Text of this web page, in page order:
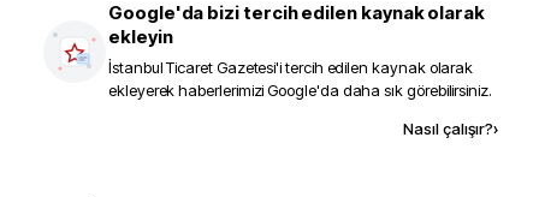
Google'da bizi tercih edilen kaynak olarak
ekleyin
İstanbul Ticaret Gazetesi'i tercih edilen kaynak olarak
ekleyerek haberlerimizi Google'da daha sık görebilirsiniz.
Nasıl çalışır?›